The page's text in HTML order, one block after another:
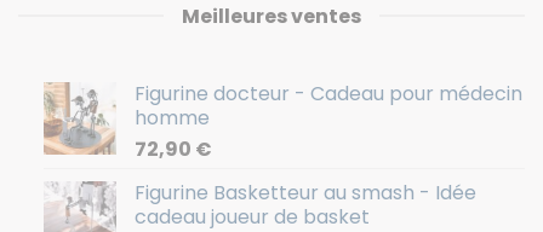
Meilleures ventes
Figurine docteur - Cadeau pour médecin
homme
72,90 €
Figurine Basketteur au smash - Idée
cadeau joueur de basket